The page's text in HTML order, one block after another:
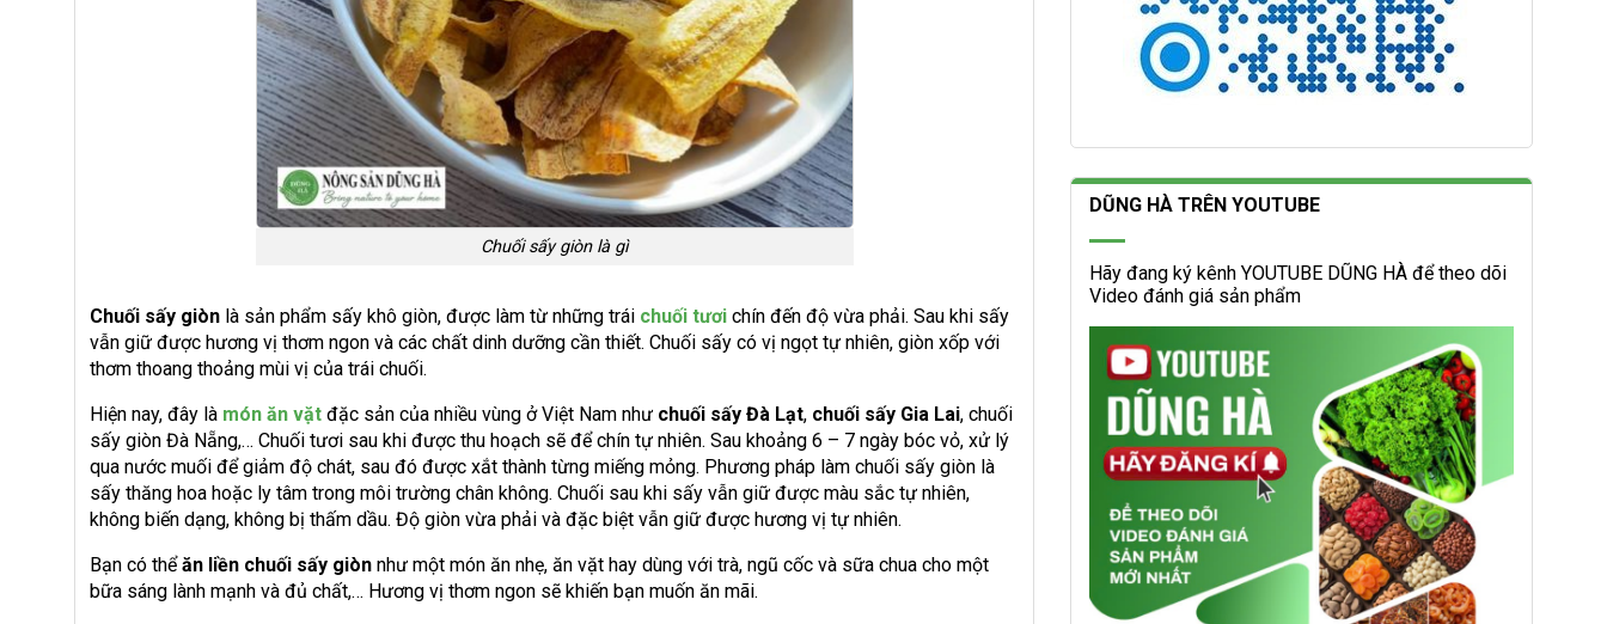
Chuối sấy giòn là gì
Chuối sấy giòn là sản phẩm sấy khô giòn, được làm từ những trái chuối tươi chín đến độ vừa phải. Sau khi sấy
vẫn giữ được hương vị thơm ngon và các chất dinh dưỡng cần thiết. Chuối sấy có vị ngọt tự nhiên, giòn xốp với
thơm thoang thoảng mùi vị của trái chuối.
Hiện nay, đây là món ăn vặt đặc sản của nhiều vùng ở Việt Nam như chuối sấy Đà Lạt, chuối sấy Gia Lai, chuối
sấy giòn Đà Nẵng,… Chuối tươi sau khi được thu hoạch sẽ để chín tự nhiên. Sau khoảng 6 – 7 ngày bóc vỏ, xử lý
qua nước muối để giảm độ chát, sau đó được xắt thành từng miếng mỏng. Phương pháp làm chuối sấy giòn là
sấy thăng hoa hoặc ly tâm trong môi trường chân không. Chuối sau khi sấy vẫn giữ được màu sắc tự nhiên,
không biến dạng, không bị thấm dầu. Độ giòn vừa phải và đặc biệt vẫn giữ được hương vị tự nhiên.
Bạn có thểăn liền chuối sấy giòn như một món ăn nhẹ, ăn vặt hay dùng với trà, ngũ cốc và sữa chua cho một
bữa sáng lành mạnh và đủ chất,… Hương vị thơm ngon sẽ khiến bạn muốn ăn mãi.
DŨNG HÀ TRÊN YOUTUBE
Hãy đang ký kênh YOUTUBE DŨNG HÀ để theo dõi
Video đánh giá sản phẩm